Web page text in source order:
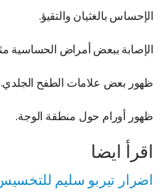
الإحساس بالغثيان والتقيؤ.
الإصابة ببعض أمراض الحساسية
ظهور بعض علامات الطفح الجلدي.
ظهور أورام حول منطقة الوجة.
اقرأ ايضا
اضرار تيربو سليم